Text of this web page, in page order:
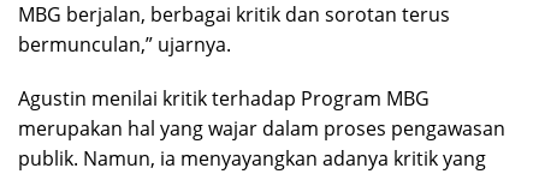
MBG berjalan, berbagai kritik dan sorotan terus
bermunculan,” ujarnya.
Agustin menilai kritik terhadap Program MBG
merupakan hal yang wajar dalam proses pengawasan
publik. Namun, ia menyayangkan adanya kritik yang